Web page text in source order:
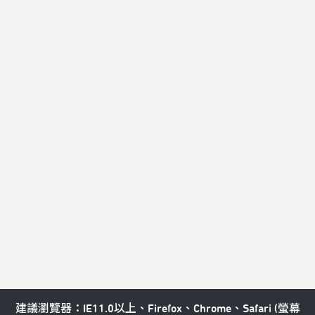
建議瀏覽器：IE11.0以上、Firefox、Chrome、Safari (螢幕